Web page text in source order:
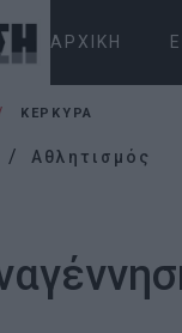
ΑΡΧΙΚΉ
ΚΕΡΚΥΡΑ
Αθλητισμός